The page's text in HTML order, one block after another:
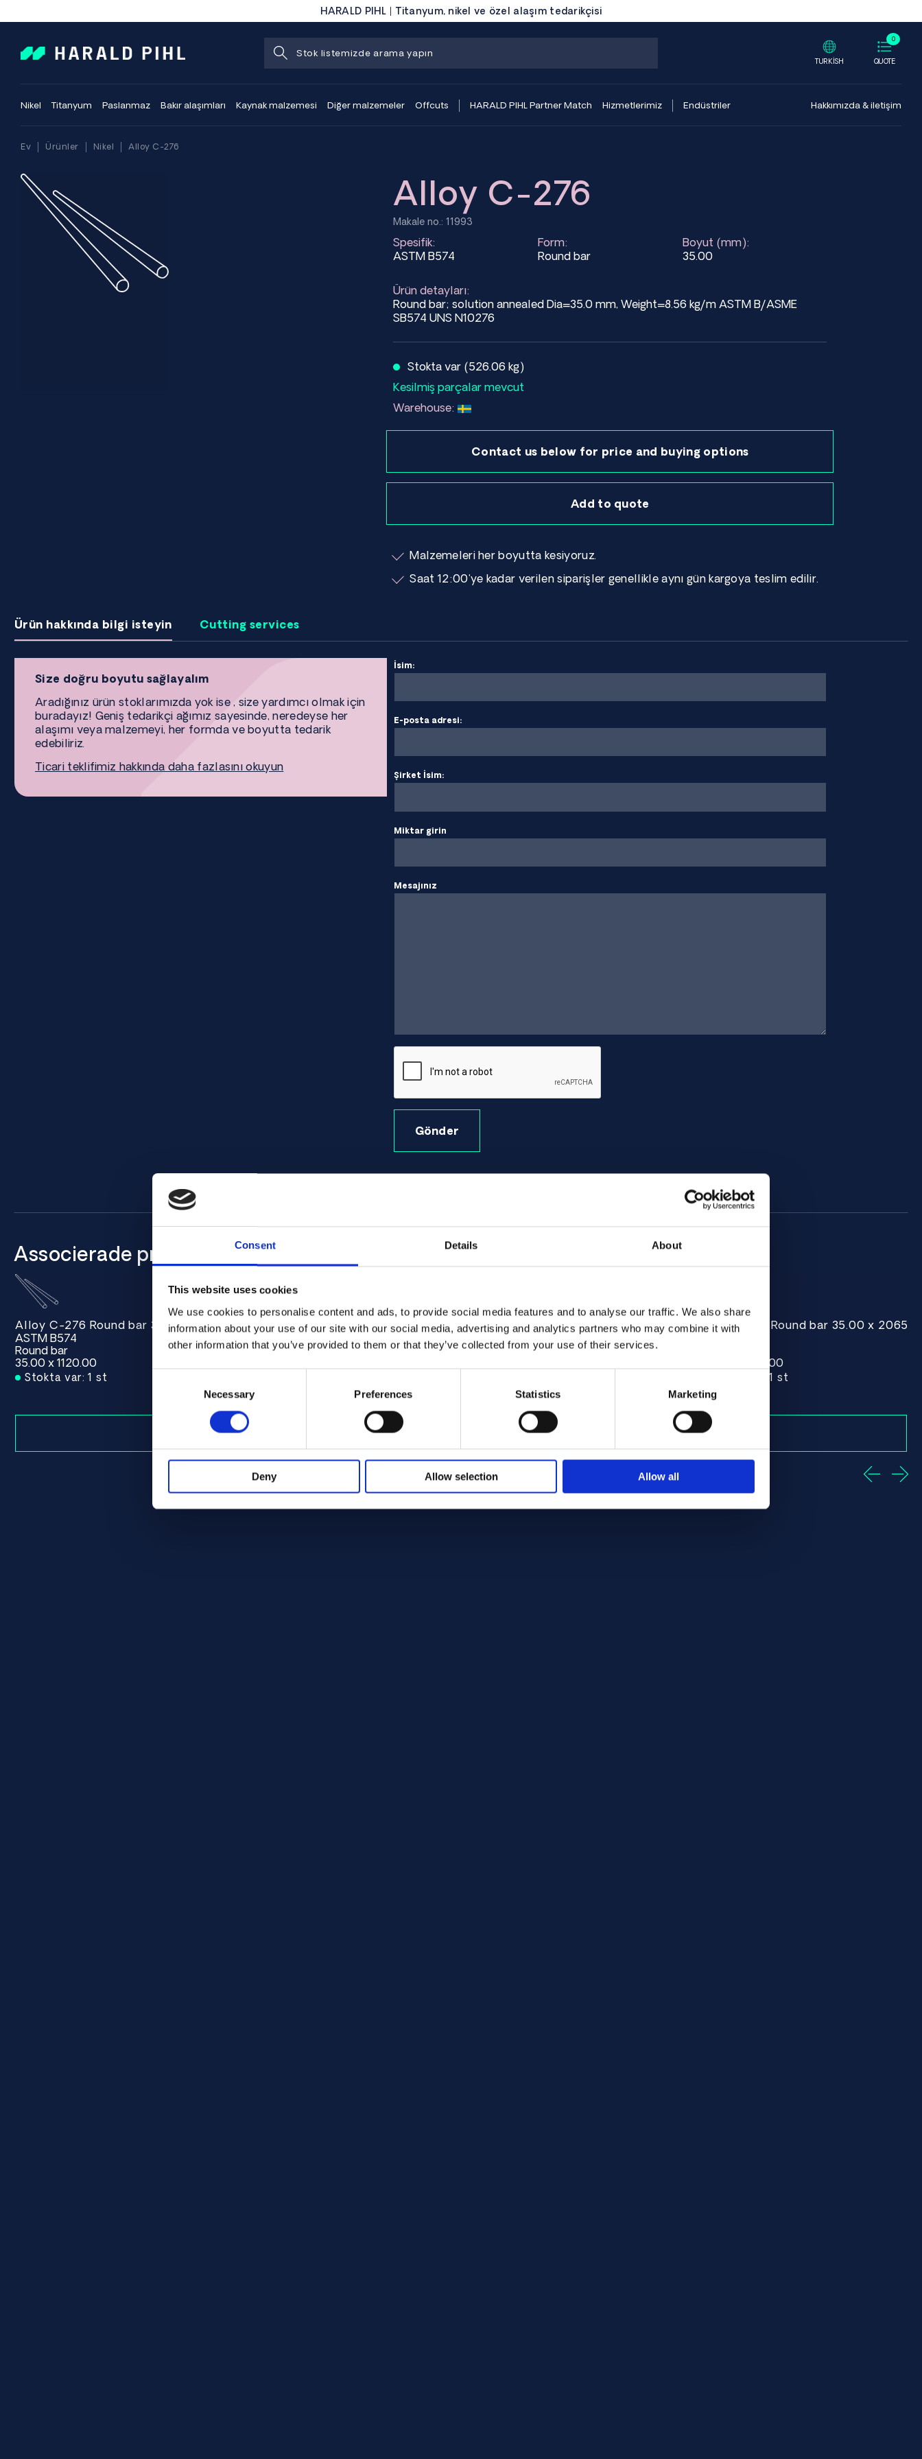
Consent Details About
This website uses cookies
We use cookies to personalise content and ads, to provide social media features and to analyse our traffic. We also share
information about your use of our site with our social media, advertising and analytics partners who may combine it with
other information that you’ve provided to them or that they’ve collected from your use of their services.
Necessary Preferences Statistics Marketing
Deny Allow selection Allow all
HARALD PIHL | Titanyum, nikel ve özel alaşım tedarikçisi
0
QUOTE
TURKISH
Nikel Titanyum Paslanmaz Bakır alaşımları Kaynak malzemesi Diğer malzemeler Offcuts HARALD PIHL Partner Match Hizmetlerimiz Endüstriler Hakkımızda & iletişim
Ev Ürünler Nikel Alloy C-276
Alloy C-276
Makale no.: 11993
Spesifik:
ASTM B574
Form:
Round bar
Boyut (mm):
35.00
Ürün detayları:
Round bar; solution annealed Dia=35.0 mm, Weight=8.56 kg/m ASTM B/ASME
SB574 UNS N10276
Stokta var (526.06 kg)
Kesilmiş parçalar mevcut
Warehouse:
Contact us below for price and buying options
Add to quote
Malzemeleri her boyutta kesiyoruz.
Saat 12:00'ye kadar verilen siparişler genellikle aynı gün kargoya teslim edilir.
Ürün hakkında bilgi isteyin Cutting services
Size doğru boyutu sağlayalım
Aradığınız ürün stoklarımızda yok ise , size yardımcı olmak için
buradayız! Geniş tedarikçi ağımız sayesinde, neredeyse her
alaşımı veya malzemeyi, her formda ve boyutta tedarik
edebiliriz.
Ticari teklifimiz hakkında daha fazlasını okuyun
İsim:
E-posta adresi:
Şirket İsim:
Miktar girin
Mesajınız
Gönder
Associerade produkter
ASTM B574 - Offcut
Alloy C-276 Round bar 35.00 x 1120.00 ASTM B574 - Offcut
ASTM B574
Round bar
35.00 x 1120.00
Stokta var: 1 st
Alloy C-276 Round bar 35.00 x 1355.00 ASTM B574 - Offcut
ASTM B574
Round bar
Alloy C-276 Round bar 35.00 x 1640.00 ASTM B574 - Offcut
ASTM B574
Round bar
Alloy C-276 Round bar 35.00 x
35.00 x 2065.00
Stokta var: 1 st